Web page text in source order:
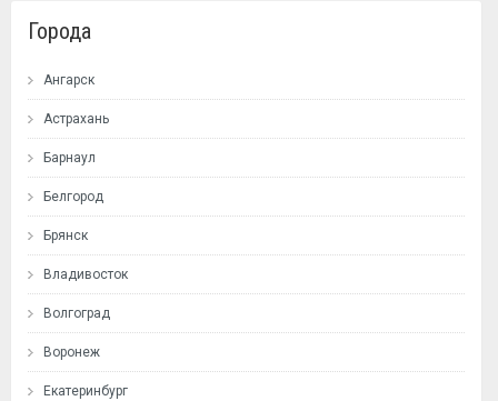
Города
Ангарск
Астрахань
Барнаул
Белгород
Брянск
Владивосток
Волгоград
Воронеж
Екатеринбург